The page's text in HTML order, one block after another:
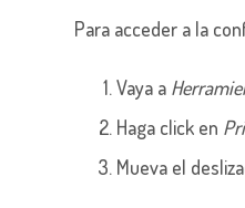
Para acceder a la
Vaya a
Haga click en
Mueva el